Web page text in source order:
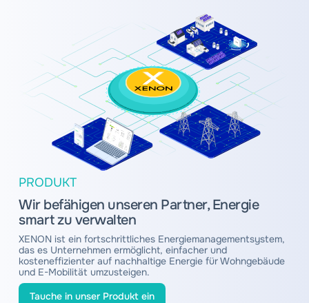
PRODUKT
Wir befähigen unseren Partner, Energie
smart zu verwalten
XENON ist ein fortschrittliches Energiemanagementsystem,
das es Unternehmen ermöglicht, einfacher und
kosteneffizienter auf nachhaltige Energie für Wohngebäude
und E-Mobilität umzusteigen.
Tauche in unser Produkt ein